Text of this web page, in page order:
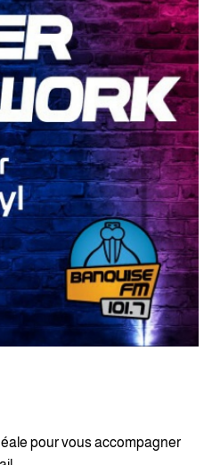
pour vous accompagner